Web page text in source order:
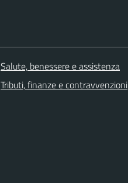
Salute, benessere e assistenza
Tributi, finanze e contravvenzioni